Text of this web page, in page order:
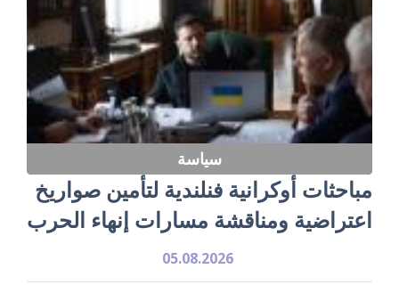
سياسة
مباحثات أوكرانية فنلندية لتأمين صواريخ
اعتراضية ومناقشة مسارات إنهاء الحرب
05.08.2026